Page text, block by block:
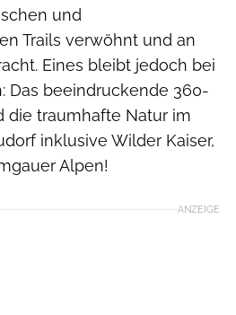
und
Trails verwöhnt und an
Eines bleibt jedoch bei
Das beeindruckende 360-
die traumhafte Natur im
inklusive Wilder Kaiser,
Alpen!
ANZEIGE